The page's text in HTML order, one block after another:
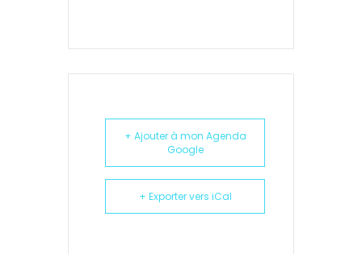
+ Ajouter à mon Agenda
Google
+ Exporter vers iCal